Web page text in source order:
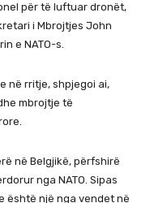
për të luftuar dronët,
i Mbrojtjes John
e NATO-s.
në rritje, shpjegoi ai,
mbrojtje të
në Belgjikë, përfshirë
nga NATO. Sipas
është një nga vendet në